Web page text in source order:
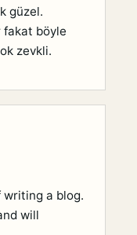
güzel.
fakat böyle
zevkli.
a blog.
will